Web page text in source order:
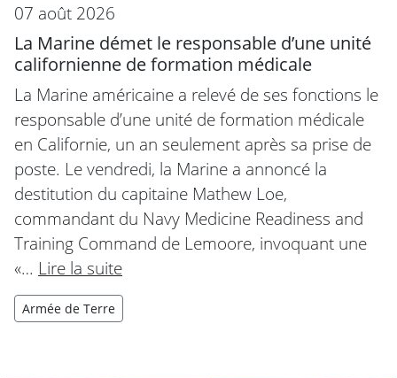
07 août 2026
La Marine démet le responsable d’une unité
californienne de formation médicale
La Marine américaine a relevé de ses fonctions le
responsable d’une unité de formation médicale
en Californie, un an seulement après sa prise de
poste. Le vendredi, la Marine a annoncé la
destitution du capitaine Mathew Loe,
commandant du Navy Medicine Readiness and
Training Command de Lemoore, invoquant une
«… Lire la suite
Armée de Terre